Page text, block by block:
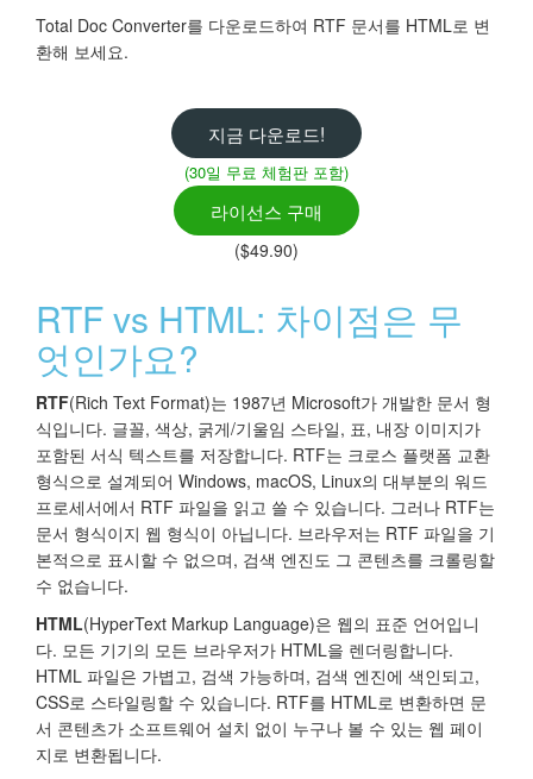
Total Doc Converter를 다운로드하여 RTF 문서를 HTML로 변
환해 보세요.
지금 다운로드!
(30일 무료 체험판 포함)
라이선스 구매
($49.90)
RTF vs HTML: 차이점은 무
엇인가요?
RTF(Rich Text Format)는 1987년 Microsoft가 개발한 문서 형
식입니다. 글꼴, 색상, 굵게/기울임 스타일, 표, 내장 이미지가
포함된 서식 텍스트를 저장합니다. RTF는 크로스 플랫폼 교환
형식으로 설계되어 Windows, macOS, Linux의 대부분의 워드
프로세서에서 RTF 파일을 읽고 쓸 수 있습니다. 그러나 RTF는
문서 형식이지 웹 형식이 아닙니다. 브라우저는 RTF 파일을 기
본적으로 표시할 수 없으며, 검색 엔진도 그 콘텐츠를 크롤링할
수 없습니다.
HTML(HyperText Markup Language)은 웹의 표준 언어입니
다. 모든 기기의 모든 브라우저가 HTML을 렌더링합니다.
HTML 파일은 가볍고, 검색 가능하며, 검색 엔진에 색인되고,
CSS로 스타일링할 수 있습니다. RTF를 HTML로 변환하면 문
서 콘텐츠가 소프트웨어 설치 없이 누구나 볼 수 있는 웹 페이
지로 변환됩니다.